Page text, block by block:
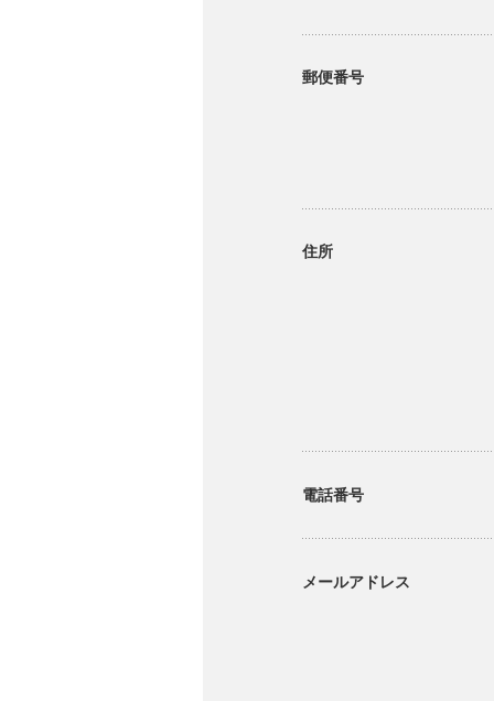
郵便番号
住所
電話番号
メールアドレス